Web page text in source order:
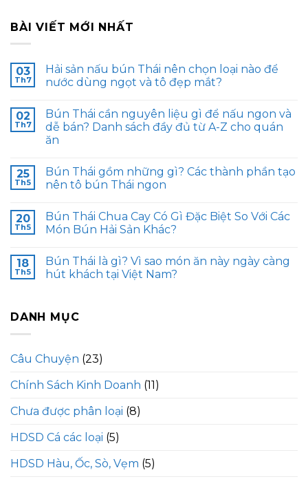
BÀI VIẾT MỚI NHẤT
03
Th7
Hải sản nấu bún Thái nên chọn loại nào để
nước dùng ngọt và tô đẹp mắt?
02
Th7
Bún Thái cần nguyên liệu gì để nấu ngon và
dễ bán? Danh sách đầy đủ từ A-Z cho quán
ăn
25
Th5
Bún Thái gồm những gì? Các thành phần tạo
nên tô bún Thái ngon
20
Th5
Bún Thái Chua Cay Có Gì Đặc Biệt So Với Các
Món Bún Hải Sản Khác?
18
Th5
Bún Thái là gì? Vì sao món ăn này ngày càng
hút khách tại Việt Nam?
DANH MỤC
Câu Chuyện (23)
Chính Sách Kinh Doanh (11)
Chưa được phân loại (8)
HDSD Cá các loại (5)
HDSD Hàu, Ốc, Sò, Vẹm (5)